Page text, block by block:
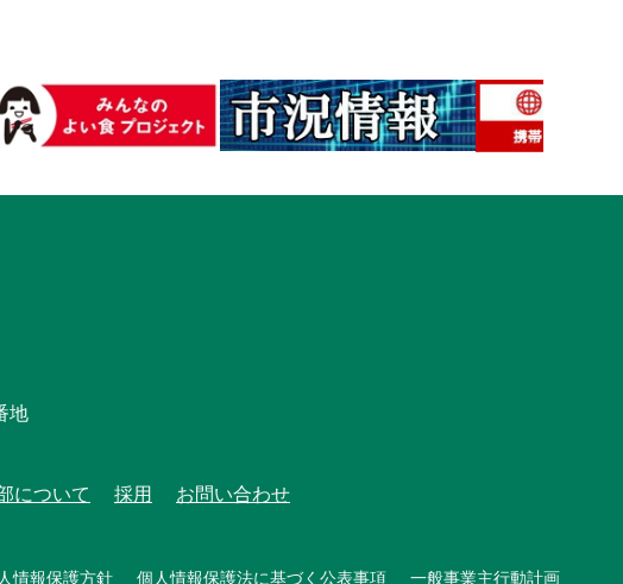
地
について 採用 お問い合わせ
情報保護方針 個人情報保護法に基づく公表事項 一般事業主行動計画